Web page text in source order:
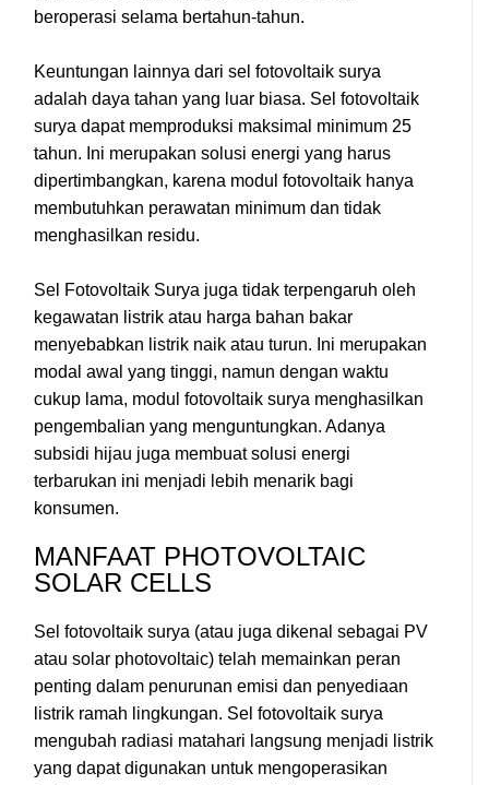
beroperasi selama bertahun-tahun.
Keuntungan lainnya dari sel fotovoltaik surya
adalah daya tahan yang luar biasa. Sel fotovoltaik
surya dapat memproduksi maksimal minimum 25
tahun. Ini merupakan solusi energi yang harus
dipertimbangkan, karena modul fotovoltaik hanya
membutuhkan perawatan minimum dan tidak
menghasilkan residu.
Sel Fotovoltaik Surya juga tidak terpengaruh oleh
kegawatan listrik atau harga bahan bakar
menyebabkan listrik naik atau turun. Ini merupakan
modal awal yang tinggi, namun dengan waktu
cukup lama, modul fotovoltaik surya menghasilkan
pengembalian yang menguntungkan. Adanya
subsidi hijau juga membuat solusi energi
terbarukan ini menjadi lebih menarik bagi
konsumen.
MANFAAT PHOTOVOLTAIC
SOLAR CELLS
Sel fotovoltaik surya (atau juga dikenal sebagai PV
atau solar photovoltaic) telah memainkan peran
penting dalam penurunan emisi dan penyediaan
listrik ramah lingkungan. Sel fotovoltaik surya
mengubah radiasi matahari langsung menjadi listrik
yang dapat digunakan untuk mengoperasikan